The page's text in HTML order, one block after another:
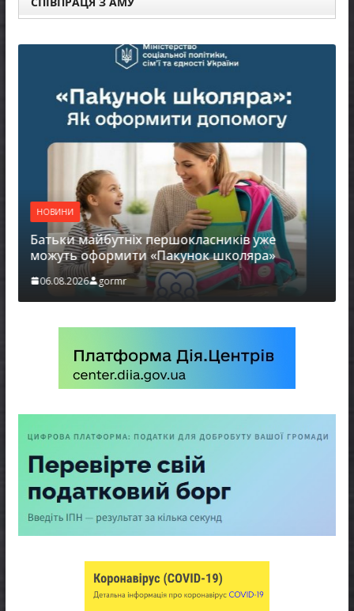
НОВИНИ
Батьки майбутніх першокласників уже
можуть оформити «Пакунок школяра»
06.08.2026 gormr